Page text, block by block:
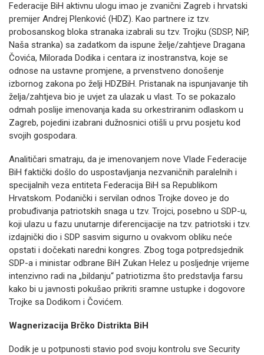
Federacije BiH aktivnu ulogu imao je zvanični Zagreb i hrvatski
premijer Andrej Plenković (HDZ). Kao partnere iz tzv.
probosanskog bloka stranaka izabrali su tzv. Trojku (SDSP, NiP,
Naša stranka) sa zadatkom da ispune želje/zahtjeve Dragana
Čovića, Milorada Dodika i centara iz inostranstva, koje se
odnose na ustavne promjene, a prvenstveno donošenje
izbornog zakona po želji HDZBiH. Pristanak na ispunjavanje tih
želja/zahtjeva bio je uvjet za ulazak u vlast. To se pokazalo
odmah poslije imenovanja kada su orkestriranim odlaskom u
Zagreb, pojedini izabrani dužnosnici otišli u prvu posjetu kod
svojih gospodara.
Analitičari smatraju, da je imenovanjem nove Vlade Federacije
BiH faktički došlo do uspostavljanja nezvaničnih paralelnih i
specijalnih veza entiteta Federacija BiH sa Republikom
Hrvatskom. Podanički i servilan odnos Trojke doveo je do
probuđivanja patriotskih snaga u tzv. Trojci, posebno u SDP-u,
koji ulazu u fazu unutarnje diferencijacije na tzv. patriotski i tzv.
izdajnički dio i SDP sasvim sigurno u ovakvom obliku neće
opstati i dočekati naredni kongres. Zbog toga potpredsjednik
SDP-a i ministar odbrane BiH Zukan Helez u posljednje vrijeme
intenzivno radi na „bildanju“ patriotizma što predstavlja farsu
kako bi u javnosti pokušao prikriti sramne ustupke i dogovore
Trojke sa Dodikom i Čovićem.
Wagnerizacija Brčko Distrikta BiH
Dodik je u potpunosti stavio pod svoju kontrolu sve Security